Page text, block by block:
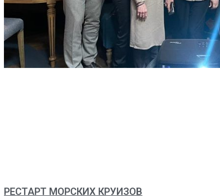
РЕСТАРТ МОРСКИХ КРУИЗОВ